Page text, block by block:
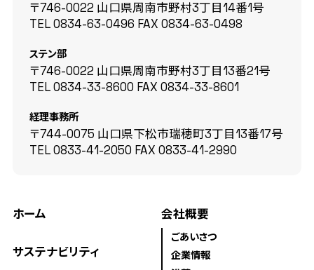
〒746-0022 山口県周南市野村3丁目14番1号
TEL0834-63-0496 FAX 0834-63-0498
ステン部
〒746-0022 山口県周南市野村3丁目13番21号
TEL0834-33-8600 FAX 0834-33-8601
経理事務所
〒744-0075 山口県下松市瑞穂町3丁目13番17号
TEL0833-41-2050 FAX 0833-41-2990
ホーム
サステナビリティ
会社概要
ごあいさつ
企業情報